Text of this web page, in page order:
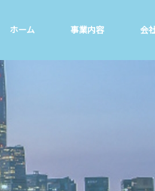
ホーム 事業内容 会